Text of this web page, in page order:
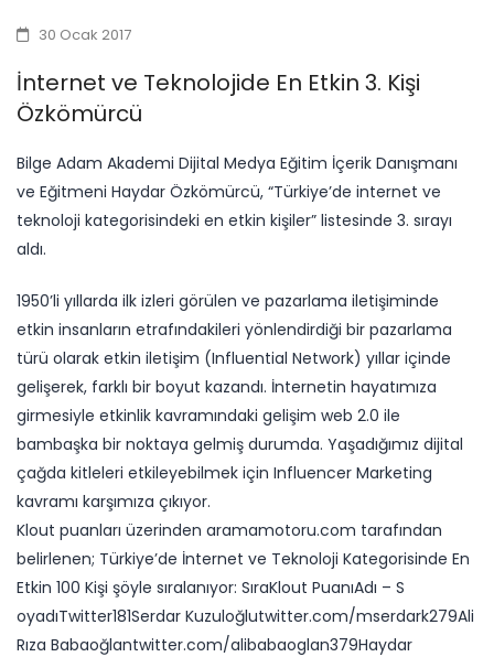
30 Ocak 2017
İnternet ve Teknolojide En Etkin 3. Kişi
Özkömürcü
​Bilge Adam Akademi Dijital Medya Eğitim İçerik Danışmanı
ve Eğitmeni Haydar Özkömürcü, “Türkiye’de internet ve
teknoloji kategorisindeki en etkin kişiler” listesinde 3. sırayı
aldı.
1950’li yıllarda ilk izleri görülen ve pazarlama iletişiminde
etkin insanların etrafındakileri yönlendirdiği bir pazarlama
türü olarak etkin iletişim (Influential Network) yıllar içinde
gelişerek, farklı bir boyut kazandı. İnternetin hayatımıza
girmesiyle etkinlik kavramındaki gelişim web 2.0 ile
bambaşka bir noktaya gelmiş durumda. Yaşadığımız dijital
çağda kitleleri etkileyebilmek için Influencer Marketing
kavramı karşımıza çıkıyor.
Klout puanları üzerinden aramamotoru.com tarafından
belirlenen; Türkiye’de İnternet ve Teknoloji Kategorisinde En
Etkin 100 Kişi şöyle sıralanıyor: SıraKlout PuanıAdı – S​
oyadıTwitter​181Serdar Kuzuloğlutwitter.com/mserdark279Ali
Rıza Babaoğlantwitter.com/alibabaoglan379Haydar